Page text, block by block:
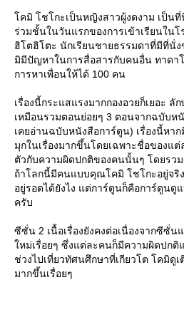
คมิ โชโกะเป็นหญิงสาวผู้งดงาม เป็นที่
ร่วมชั้นในวันแรกของการเข้าเรียนในโ
ฮิโตฮิโตะ นักเรียนชายธรรมดาที่มีที่นั่
มิมีปัญหาในการสื่อสารกับคนอื่น ทาดา
การหาเพื่อนให้ได้ 100 คน
เรื่องนี้กระแสแรงมากกองอวยก็เยอะ
เหมือนรวมตอนย่อยๆ 3 ตอนจากฉบับห
เคยอ่านฉบับหนังสือการ์ตูน) เรื่องนี้หา
มุกในเรื่องมากขึ้นโดยเฉพาะชื่อของแ
ตัวกับความผิดปกติของคนนั้นๆ โดยรว
ถ้าโลกนี้มีคนแบบคุณโคมิ โชโกะอยู่จริ
อยู่รอดได้ยังไง แต่การ์ตูนก็คือการ์ตูนดู
ครับ
ซีซั่น 2 เนื้อเรื่องยังคงต่อเนื่องจากซีซั่น
หม่เรื่อยๆ ซึ่งแต่ละคนก็มีความผิดปกติ
ช่วงไปเที่ยวทัศนศึกษาที่เกียวโต โคมิดู
มากขึ้นเรื่อยๆ